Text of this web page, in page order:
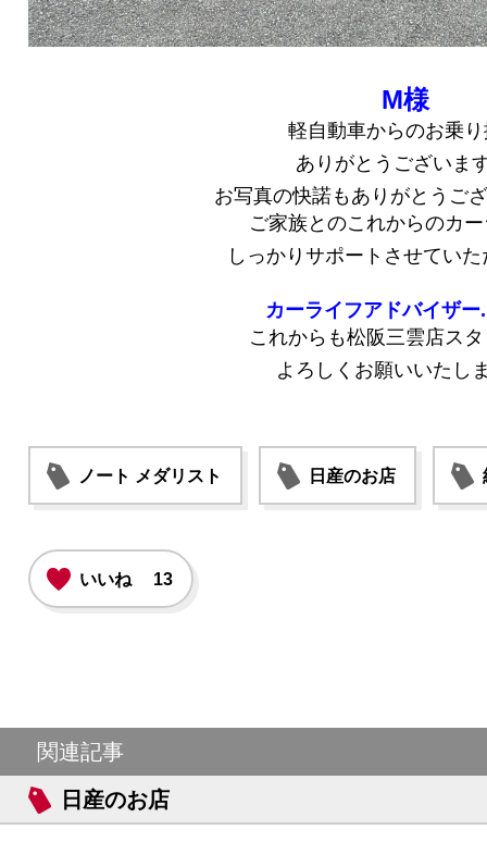
M様
軽自動車からのお乗
ありがとうございま
お写真の快諾もありがとうご
ご家族とのこれからのカ
しっかりサポートさせてい
カーライフアドバイザー
これからも松阪三雲店ス
よろしくお願いいたし
ノート メダリスト 日産のお店
いいね 13
関連記事
日産のお店